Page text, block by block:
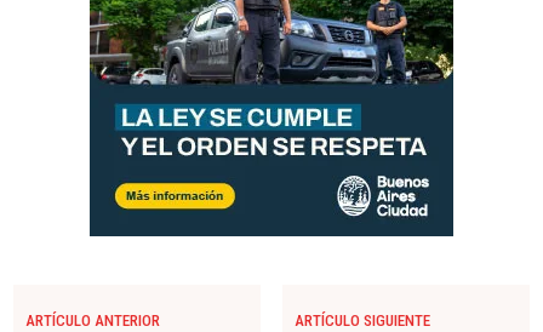
ARTÍCULO ANTERIOR ARTÍCULO SIGUIENTE